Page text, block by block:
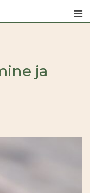
ja